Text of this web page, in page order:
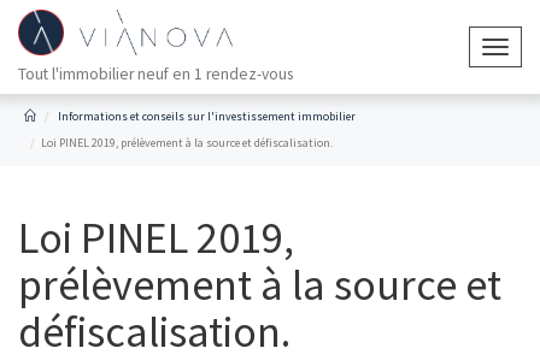
Tout l'immobilier neuf en 1 rendez-vous
Informations et conseils sur l'investissement immobilier
Loi PINEL 2019, prélèvement à la source et défiscalisation.
Loi PINEL 2019,
prélèvement à la source et
défiscalisation.